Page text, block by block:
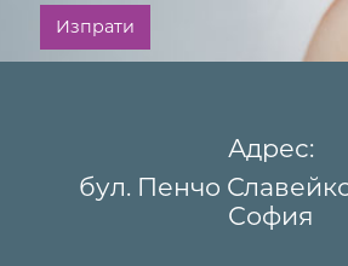
Изпрати
Адрес:
бул. Пенчо
София